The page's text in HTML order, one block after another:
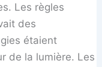
Les règles
des
étaient
de la lumière. Les